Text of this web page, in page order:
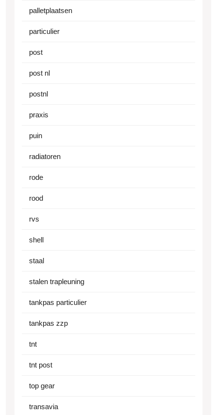
palletplaatsen
particulier
post
post nl
postnl
praxis
puin
radiatoren
rode
rood
rvs
shell
staal
stalen trapleuning
tankpas particulier
tankpas zzp
tnt
tnt post
top gear
transavia